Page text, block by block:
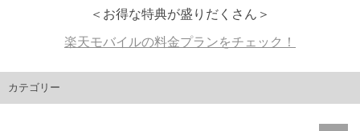
＜お得な特典が盛りだくさん＞
楽天モバイルの料金プランをチェック！
カテゴリー